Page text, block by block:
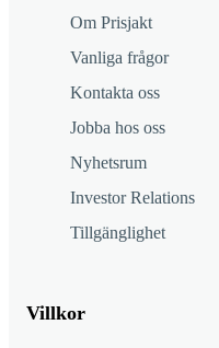
Om Prisjakt
Vanliga frågor
Kontakta oss
Jobba hos oss
Nyhetsrum
Investor Relations
Tillgänglighet
Villkor